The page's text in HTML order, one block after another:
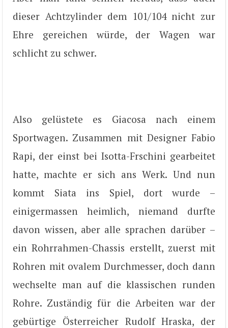
dieser Achtzylinder dem 101/104 nicht zur
Ehre gereichen würde, der Wagen war
schlicht zu schwer.
Also gelüstete es Giacosa nach einem
Sportwagen. Zusammen mit Designer Fabio
Rapi, der einst bei Isotta-Frschini gearbeitet
hatte, machte er sich ans Werk. Und nun
kommt Siata ins Spiel, dort wurde –
einigermassen heimlich, niemand durfte
davon wissen, aber alle sprachen darüber –
ein Rohrrahmen-Chassis erstellt, zuerst mit
Rohren mit ovalem Durchmesser, doch dann
wechselte man auf die klassischen runden
Rohre. Zuständig für die Arbeiten war der
gebürtige Österreicher Rudolf Hraska, der